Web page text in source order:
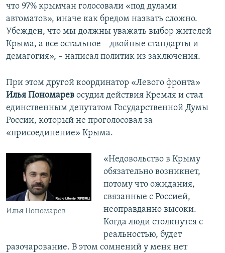
что 97% крымчан голосовали «под дулами
автоматов», иначе как бредом назвать сложно.
Убежден, что мы должны уважать выбор жителей
Крыма, а все остальное – двойные стандарты и
демагогия», – написал политик из заключения.
При этом другой координатор «Левого фронта»
Илья Пономарев осудил действия Кремля и стал
единственным депутатом Государственной Думы
России, который не проголосовал за
«присоединение» Крыма.
Илья Пономарев
«Недовольство в Крыму
обязательно возникнет,
потому что ожидания,
связанные с Россией,
неоправданно высоки.
Когда люди столкнутся с
реальностью, будет
разочарование. В этом сомнений у меня нет